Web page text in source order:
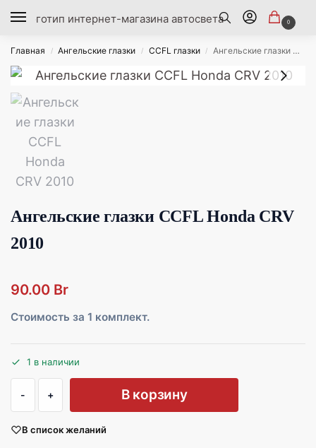
0
Главная / Ангельские глазки / CCFL глазки / Ангельские глазки CCFL Honda CRV 2010
Ангельские глазки CCFL Honda CRV
2010
90.00 Br
Стоимость за 1 комплект.
1 в наличии
В корзину
В список желаний